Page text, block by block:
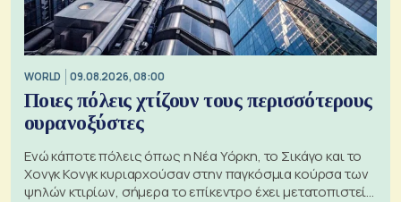
WORLD 09.08.2026, 08:00
Ποιες πόλεις χτίζουν τους περισσότερους
ουρανοξύστες
Ενώ κάποτε πόλεις όπως η Νέα Υόρκη, το Σικάγο και το
Χονγκ Κονγκ κυριαρχούσαν στην παγκόσμια κούρσα των
ψηλών κτιρίων, σήμερα το επίκεντρο έχει μετατοπιστεί